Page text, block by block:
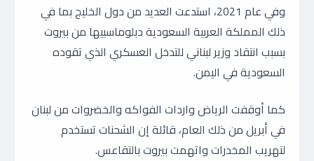
وفي عام 2021، استدعت العديد من دول الخليج بما في
ذلك المملكة العربية السعودية دبلوماسييها من بيروت
بسبب انتقاد وزير لبناني للتدخل العسكري الذي تقوده
السعودية في اليمن.
كما أوقفت الرياض واردات الفواكه والخضروات من لبنان
في أبريل من ذلك العام، قائلة إن الشحنات تستخدم
لتهريب المخدرات واتهمت بيروت بالتقاعس.